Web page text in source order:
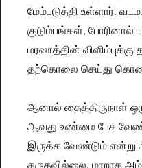
மேம்படுத்தி உள்ளார்.
குடும்பங்கள், போரினால்
மரணத்தின் விளிம்புக்கு
தற்கொலை செய்து
ஆனால் தைத்திருநாள்
ஆவது உண்மை பேச
இருக்க வேண்டும்
கருதவில்லை. மாறாக